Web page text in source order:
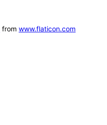
from www.flaticon.com